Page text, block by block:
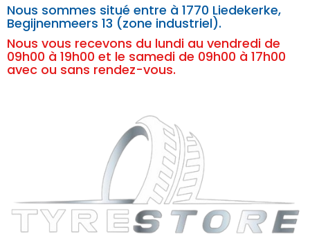
Nous sommes situé entre à 1770 Liedekerke,
Begijnenmeers 13 (zone industriel).
Nous vous recevons du lundi au vendredi de
09h00 à 19h00 et le samedi de 09h00 à 17h00
avec ou sans rendez-vous.